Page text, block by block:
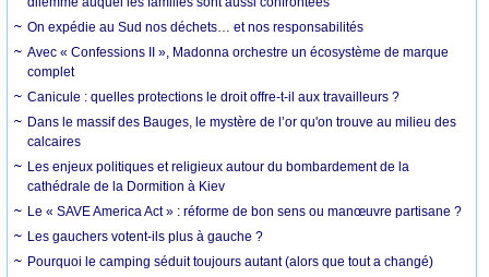
On expédie au Sud nos déchets… et nos responsabilités
Avec « Confessions II », Madonna orchestre un écosystème de marque
complet
Canicule : quelles protections le droit offre-t-il aux travailleurs ?
Dans le massif des Bauges, le mystère de l’or qu'on trouve au milieu des
calcaires
Les enjeux politiques et religieux autour du bombardement de la
cathédrale de la Dormition à Kiev
Le « SAVE America Act » : réforme de bon sens ou manœuvre partisane ?
Les gauchers votent-ils plus à gauche ?
Pourquoi le camping séduit toujours autant (alors que tout a changé)